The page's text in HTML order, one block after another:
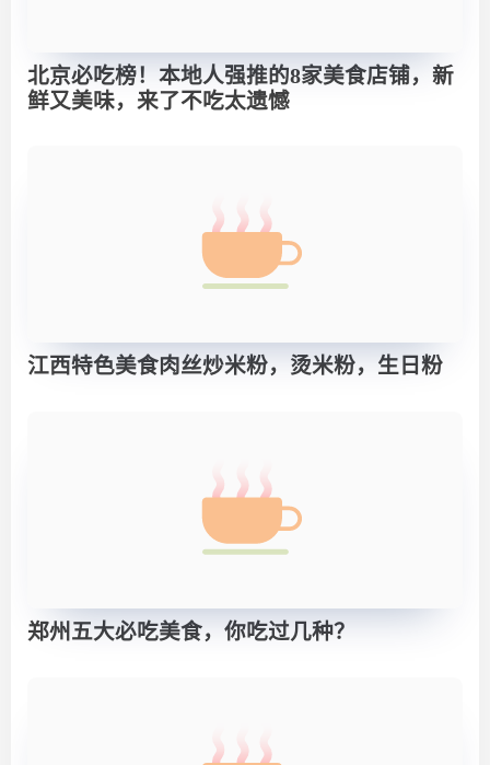
北京必吃榜！本地人强推的8家美食店铺，新
鲜又美味，来了不吃太遗憾
江西特色美食肉丝炒米粉，烫米粉，生日粉
郑州五大必吃美食，你吃过几种？